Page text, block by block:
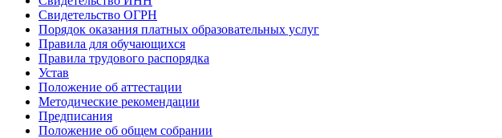
Свидетельство ОГРН
Порядок оказания платных образовательных услуг
Правила для обучающихся
Правила трудового распорядка
Устав
Положение об аттестации
Методические рекомендации
Предписания
Положение об общем собрании